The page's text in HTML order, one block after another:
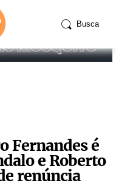
Busca
Fernandes é
e Roberto
renúncia